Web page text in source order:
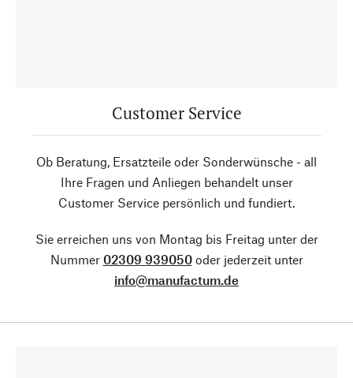
Customer Service
Ob Beratung, Ersatzteile oder Sonderwünsche - all
Ihre Fragen und Anliegen behandelt unser
Customer Service persönlich und fundiert.
Sie erreichen uns von Montag bis Freitag unter der
Nummer 02309 939050oder jederzeit unter
info@manufactum.de